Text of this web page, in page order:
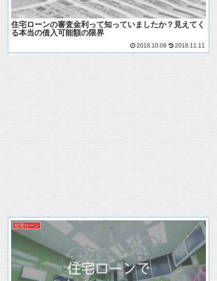
住宅ローンの審査金利って知っていましたか？見えてく
る本当の借入可能額の限界
2018.10.08 2018.11.11
住宅ローン